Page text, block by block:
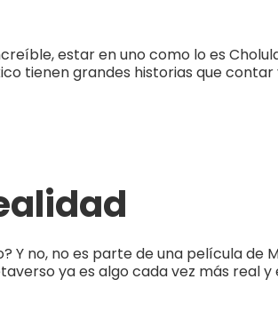
estar en uno como lo es
tienen grandes historias que contar
Y no, no es parte de una película de
ya es algo cada vez más real y